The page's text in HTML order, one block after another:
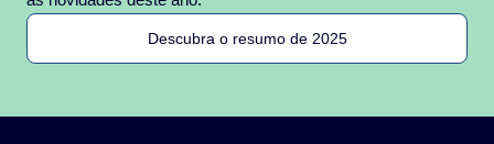
Descubra o resumo de 2025